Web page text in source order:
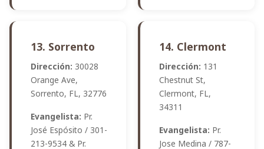
13. Sorrento
Dirección: 30028
Orange Ave,
Sorrento, FL, 32776
Evangelista: Pr.
José Espósito / 301-
213-9534 & Pr.
14. Clermont
Dirección: 131
Chestnut St,
Clermont, FL,
34311
Evangelista: Pr.
Jose Medina / 787-